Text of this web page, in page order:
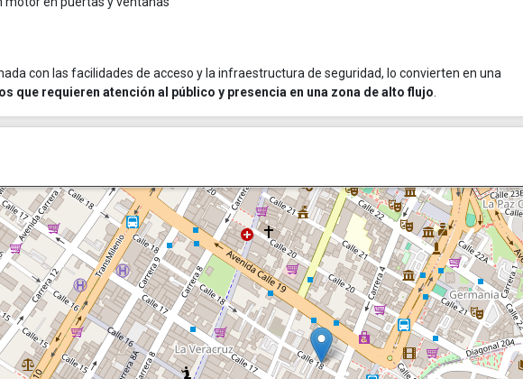
con las facilidades de acceso y la infraestructura de seguridad, lo convierten en una
que requieren atención al público y presencia en una zona de alto flujo